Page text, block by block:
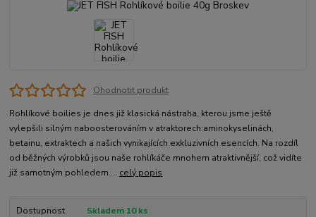
Ohodnotit produkt
Rohlíkové boilies je dnes již klasická nástraha, kterou jsme ještě
vylepšili silným naboosterováním v atraktorech:aminokyselinách,
betainu, extraktech a našich vynikajících exkluzivních esencích. Na rozdíl
od běžných výrobků jsou naše rohlíkáče mnohem atraktivnější, což vidíte
již samotným pohledem.... celý popis
Dostupnost Skladem 10 ks